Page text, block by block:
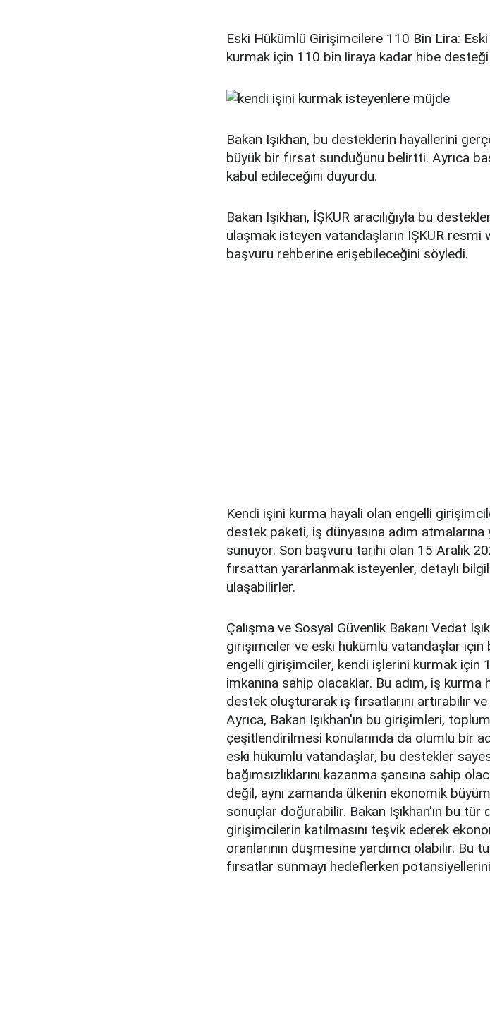
Eski Hükümlü Girişimcilere 110 Bin Lira:
kurmak için 110 bin liraya kadar hibe
Bakan Işıkhan, bu desteklerin hayallerini
büyük bir fırsat sunduğunu belirtti. Ayrıca
kabul edileceğini duyurdu.
Bakan Işıkhan, İŞKUR aracılığıyla bu
ulaşmak isteyen vatandaşların İŞKUR
başvuru rehberine erişebileceğini söyledi.
Kendi işini kurma hayali olan engelli
destek paketi, iş dünyasına adım
sunuyor. Son başvuru tarihi olan 15 Aralık
fırsattan yararlanmak isteyenler, detaylı
ulaşabilirler.
Çalışma ve Sosyal Güvenlik Bakanı Vedat
girişimciler ve eski hükümlü vatandaşlar
engelli girişimciler, kendi işlerini kurmak için
imkanına sahip olacaklar. Bu adım, iş
destek oluşturarak iş fırsatlarını artırabilir
Ayrıca, Bakan Işıkhan'ın bu girişimleri,
çeşitlendirilmesi konularında da olumlu bir
eski hükümlü vatandaşlar, bu destekler
bağımsızlıklarını kazanma şansına sahip
değil, aynı zamanda ülkenin ekonomik
sonuçlar doğurabilir. Bakan Işıkhan'ın bu tür
girişimcilerin katılmasını teşvik ederek
oranlarının düşmesine yardımcı olabilir.
fırsatlar sunmayı hedeflerken potansiyellerini